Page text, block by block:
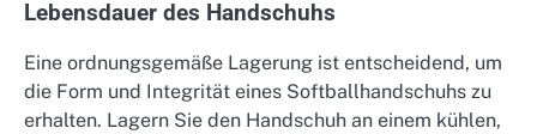
Lebensdauer des Handschuhs
Eine ordnungsgemäße Lagerung ist entscheidend, um
die Form und Integrität eines Softballhandschuhs zu
erhalten. Lagern Sie den Handschuh an einem kühlen,